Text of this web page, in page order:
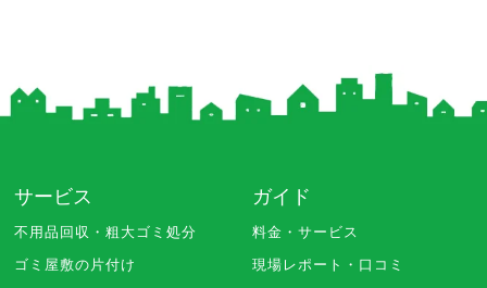
サービス
不用品回収・粗大ゴミ処分
ゴミ屋敷の片付け
ガイド
料金・サービス
現場レポート・口コミ